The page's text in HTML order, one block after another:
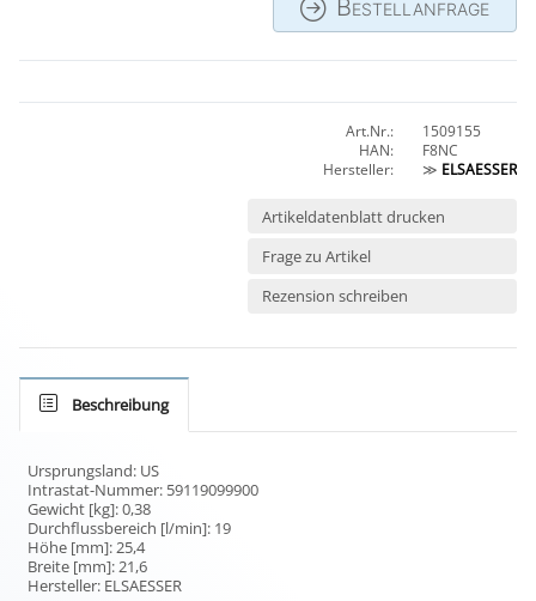
Bestellanfrage
Art.Nr.:
1509155
HAN:
F8NC
Hersteller:
≫ ELSAESSER
Artikeldatenblatt drucken
Frage zu Artikel
Rezension schreiben
Beschreibung
Ursprungsland: US
Intrastat-Nummer: 59119099900
Gewicht [kg]: 0,38
Durchflussbereich [l/min]: 19
Höhe [mm]: 25,4
Breite [mm]: 21,6
Hersteller: ELSAESSER